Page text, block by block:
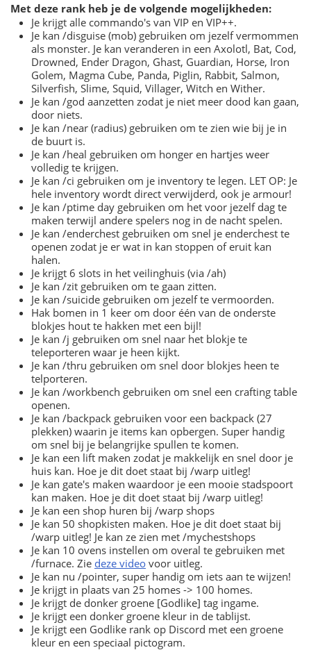
Met deze rank heb je de volgende mogelijkheden:
Je krijgt alle commando's van VIP en VIP++.
Je kan /disguise (mob) gebruiken om jezelf vermommen
als monster. Je kan veranderen in een Axolotl, Bat, Cod,
Drowned, Ender Dragon, Ghast, Guardian, Horse, Iron
Golem, Magma Cube, Panda, Piglin, Rabbit, Salmon,
Silverfish, Slime, Squid, Villager, Witch en Wither.
Je kan /god aanzetten zodat je niet meer dood kan gaan,
door niets.
Je kan /near (radius) gebruiken om te zien wie bij je in
de buurt is.
Je kan /heal gebruiken om honger en hartjes weer
volledig te krijgen.
Je kan /ci gebruiken om je inventory te legen. LET OP: Je
hele inventory wordt direct verwijderd, ook je armour!
Je kan /ptime day gebruiken om het voor jezelf dag te
maken terwijl andere spelers nog in de nacht spelen.
Je kan /enderchest gebruiken om snel je enderchest te
openen zodat je er wat in kan stoppen of eruit kan
halen.
Je krijgt 6 slots in het veilinghuis (via /ah)
Je kan /zit gebruiken om te gaan zitten.
Je kan /suicide gebruiken om jezelf te vermoorden.
Hak bomen in 1 keer om door één van de onderste
blokjes hout te hakken met een bijl!
Je kan /j gebruiken om snel naar het blokje te
teleporteren waar je heen kijkt.
Je kan /thru gebruiken om snel door blokjes heen te
telporteren.
Je kan /workbench gebruiken om snel een crafting table
openen.
Je kan /backpack gebruiken voor een backpack (27
plekken) waarin je items kan opbergen. Super handig
om snel bij je belangrijke spullen te komen.
Je kan een lift maken zodat je makkelijk en snel door je
huis kan. Hoe je dit doet staat bij /warp uitleg!
Je kan gate's maken waardoor je een mooie stadspoort
kan maken. Hoe je dit doet staat bij /warp uitleg!
Je kan een shop huren bij /warp shops
Je kan 50 shopkisten maken. Hoe je dit doet staat bij
/warp uitleg! Je kan ze zien met /mychestshops
Je kan 10 ovens instellen om overal te gebruiken met
/furnace. Zie deze video voor uitleg.
Je kan nu /pointer, super handig om iets aan te wijzen!
Je krijgt in plaats van 25 homes -> 100 homes.
Je krijgt de donker groene [Godlike] tag ingame.
Je krijgt een donker groene kleur in de tablijst.
Je krijgt een Godlike rank op Discord met een groene
kleur en een speciaal pictogram.